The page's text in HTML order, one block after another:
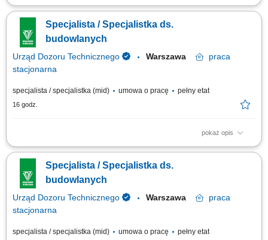
Zakres obowiązków: Koordynowanie pracy zespołu oraz nadzorowanie
realizacji powierzonych zadań. Delegowanie obowiązków, monitorowanie
postępów prac i rozwiązywanie bieżących problemów. Dbanie o
przestrzeganie zasad BHP oraz właściwe użytkowanie sprzętu i narzędzi.
Utrzymywanie...
Specjalista / Specjalistka ds.
budowlanych
Urząd Dozoru Technicznego Warszawa
praca
stacjonarna
specjalista / specjalistka (mid) umowa o pracę pełny etat
16 godz.
pokaż opis
Do Twoich zadań należeć będzie: Prowadzenie całokształtu spraw
dotyczących remontów i inwestycji budowlanych w jednostkach
organizacyjnych UDT. Tworzenie zapisów do projektów umów na roboty
budowlane. Udział w odbiorach technicznych, budowanych lub
remontowanych obiektów UDT....
Specjalista / Specjalistka ds.
budowlanych
Urząd Dozoru Technicznego Warszawa
praca
stacjonarna
specjalista / specjalistka (mid) umowa o pracę pełny etat